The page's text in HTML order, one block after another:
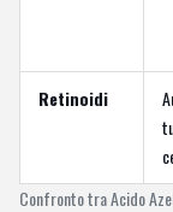
Confronto tra Acido
Retinoidi